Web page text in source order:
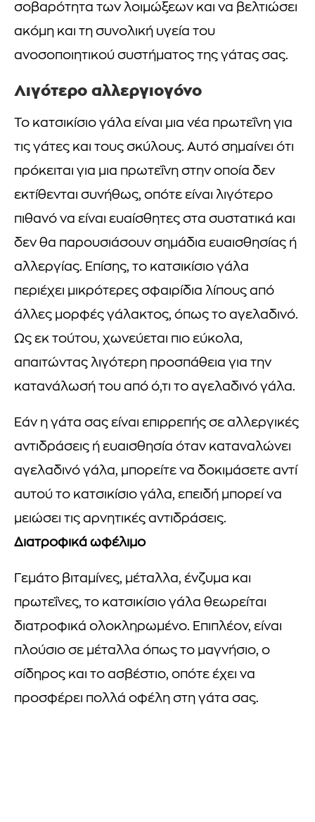
σοβαρότητα των λοιμώξεων και να βελτιώσει
ακόμη και τη συνολική υγεία του
ανοσοποιητικού συστήματος της γάτας σας.
Λιγότερο αλλεργιογόνο
Το κατσικίσιο γάλα είναι μια νέα πρωτεΐνη για
τις γάτες και τους σκύλους. Αυτό σημαίνει ότι
πρόκειται για μια πρωτεΐνη στην οποία δεν
εκτίθενται συνήθως, οπότε είναι λιγότερο
πιθανό να είναι ευαίσθητες στα συστατικά και
δεν θα παρουσιάσουν σημάδια ευαισθησίας ή
αλλεργίας. Επίσης, το κατσικίσιο γάλα
περιέχει μικρότερες σφαιρίδια λίπους από
άλλες μορφές γάλακτος, όπως το αγελαδινό.
Ως εκ τούτου, χωνεύεται πιο εύκολα,
απαιτώντας λιγότερη προσπάθεια για την
κατανάλωσή του από ό,τι το αγελαδινό γάλα.
Εάν η γάτα σας είναι επιρρεπής σε αλλεργικές
αντιδράσεις ή ευαισθησία όταν καταναλώνει
αγελαδινό γάλα, μπορείτε να δοκιμάσετε αντί
αυτού το κατσικίσιο γάλα, επειδή μπορεί να
μειώσει τις αρνητικές αντιδράσεις.
Διατροφικά ωφέλιμο
Γεμάτο βιταμίνες, μέταλλα, ένζυμα και
πρωτεΐνες, το κατσικίσιο γάλα θεωρείται
διατροφικά ολοκληρωμένο. Επιπλέον, είναι
πλούσιο σε μέταλλα όπως το μαγνήσιο, ο
σίδηρος και το ασβέστιο, οπότε έχει να
προσφέρει πολλά οφέλη στη γάτα σας.